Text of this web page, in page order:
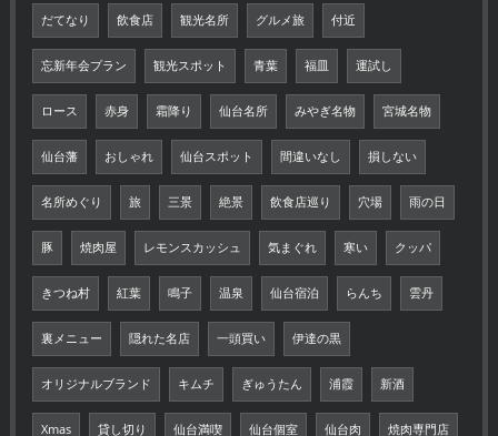
だてなり 飲食店 観光名所 グルメ旅 付近
忘新年会プラン 観光スポット 青葉 福皿 運試し
ロース 赤身 霜降り 仙台名所 みやぎ名物 宮城名物
仙台藩 おしゃれ 仙台スポット 間違いなし 損しない
名所めぐり 旅 三景 絶景 飲食店巡り 穴場 雨の日
豚 焼肉屋 レモンスカッシュ 気まぐれ 寒い クッパ
きつね村 紅葉 鳴子 温泉 仙台宿泊 らんち 雲丹
裏メニュー 隠れた名店 一頭買い 伊達の黒
オリジナルブランド キムチ ぎゅうたん 浦霞 新酒
Xmas 貸し切り 仙台満喫 仙台個室 仙台肉 焼肉専門店